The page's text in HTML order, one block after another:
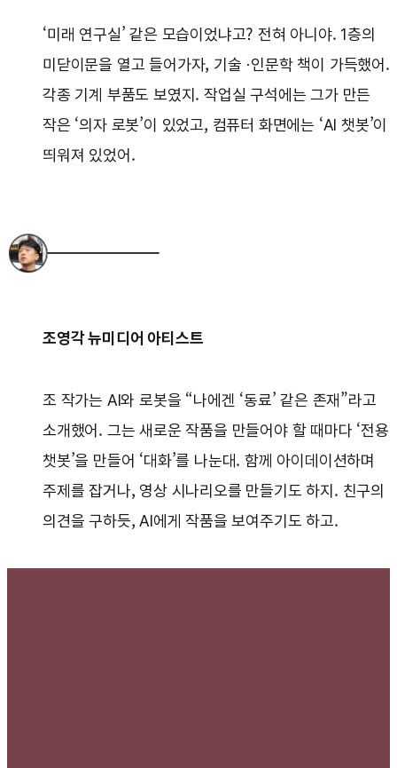
‘미래 연구실’ 같은 모습이었냐고? 전혀 아니야. 1층의
미닫이문을 열고 들어가자, 기술 ·인문학 책이 가득했어.
각종 기계 부품도 보였지. 작업실 구석에는 그가 만든
작은 ‘의자 로봇’이 있었고, 컴퓨터 화면에는 ‘AI 챗봇’이
띄워져 있었어.
조영각 뉴미디어 아티스트
조 작가는 AI와 로봇을 “나에겐 ‘동료’ 같은 존재”라고
소개했어. 그는 새로운 작품을 만들어야 할 때마다 ‘전용
챗봇’을 만들어 ‘대화’를 나눈대. 함께 아이데이션하며
주제를 잡거나, 영상 시나리오를 만들기도 하지. 친구의
의견을 구하듯, AI에게 작품을 보여주기도 하고.